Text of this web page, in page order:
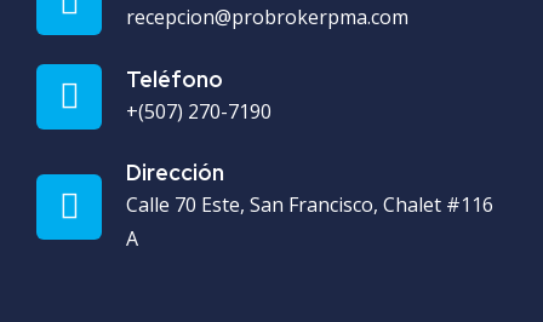
recepcion@probrokerpma.com
Teléfono
+(507) 270-7190
Dirección
Calle 70 Este, San Francisco, Chalet #116
A